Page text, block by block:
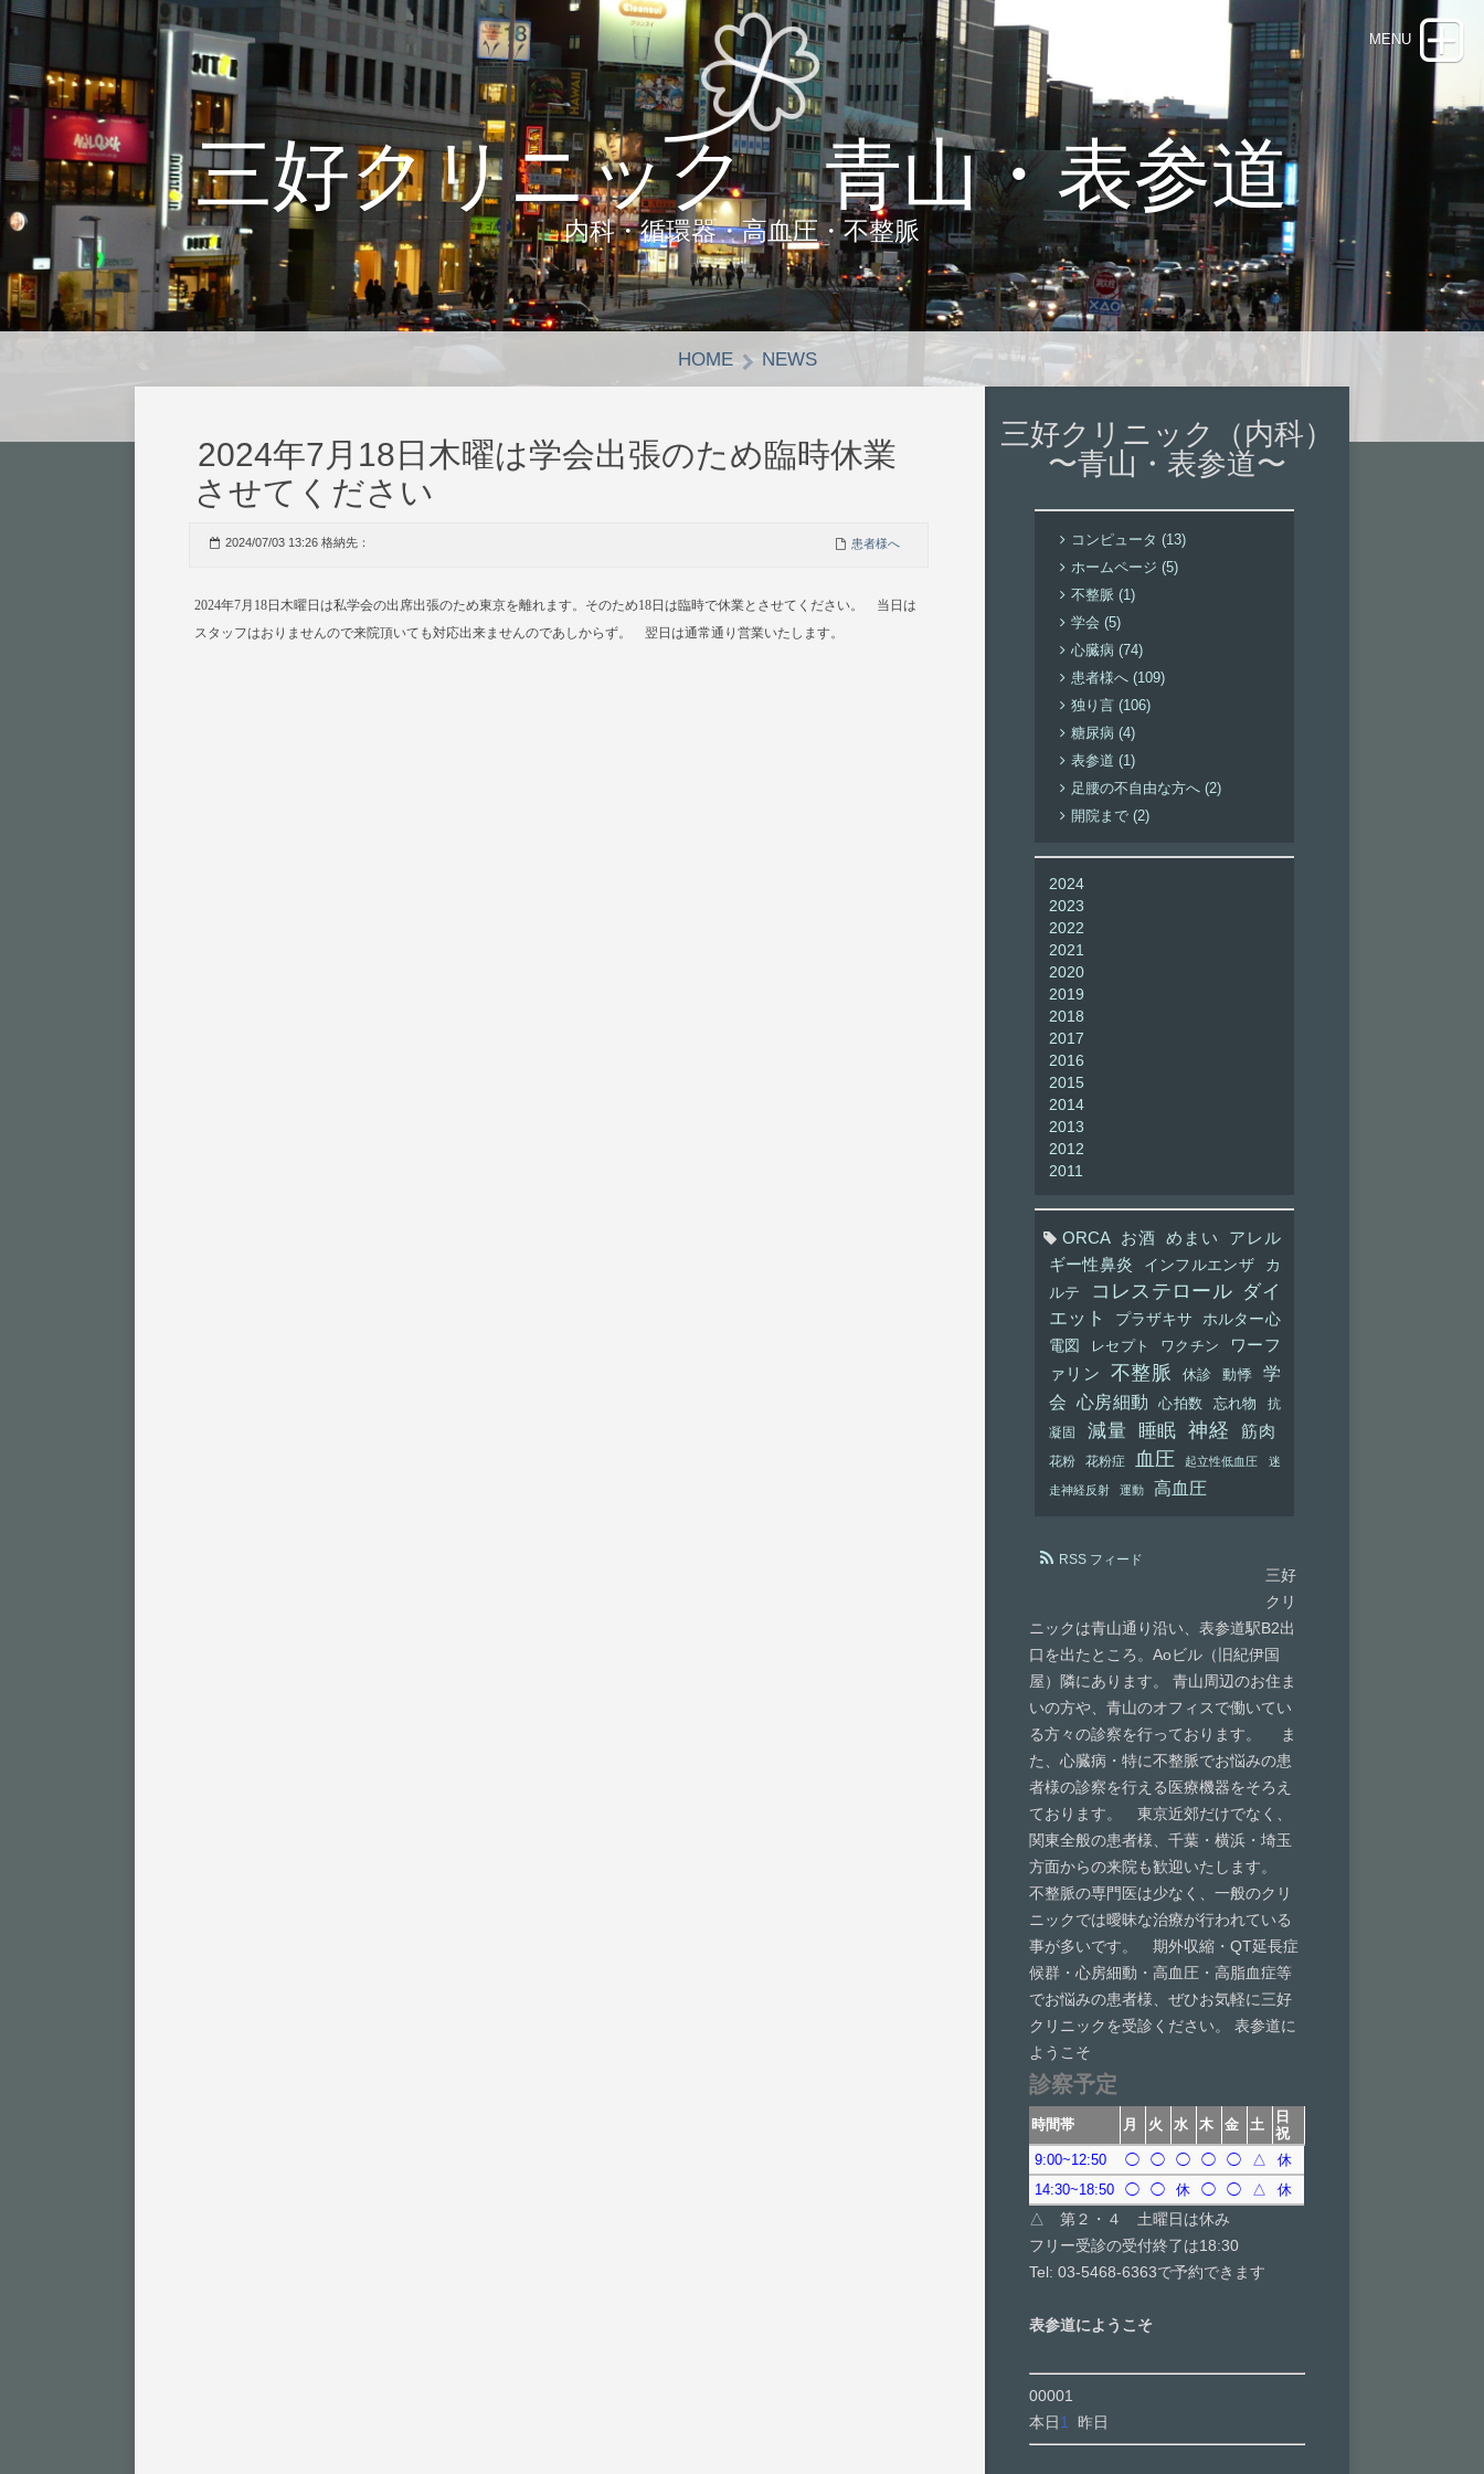
三好クリニック 青山・表参道
内科・循環器・高血圧・不整脈
HOME NEWS
2024年7月18日木曜は学会出張のため臨時休業
させてください
2024/07/03 13:26 格納先： 患者様へ
2024年7月18日木曜日は私学会の出席出張のため東京を離れます。そのため18日は臨時で休業とさせてください。 当日は
スタッフはおりませんので来院頂いても対応出来ませんのであしからず。 翌日は通常通り営業いたします。
三好クリニック（内科）
〜青山・表参道〜
コンピュータ (13)
ホームページ (5)
不整脈 (1)
学会 (5)
心臓病 (74)
患者様へ (109)
独り言 (106)
糖尿病 (4)
表参道 (1)
足腰の不自由な方へ (2)
開院まで (2)
2024
2023
2022
2021
2020
2019
2018
2017
2016
2015
2014
2013
2012
2011
ORCA お酒 めまい
アレル
ギー性鼻炎
インフルエンザ
カ
ルテ
コレステロール ダイ
エット
プラザキサ
ホルター心
電図
レセプト ワクチン
ワーフ
ァリン
不整脈 休診 動悸
学
会 心房細動 心拍数 忘れ物
抗
凝固
減量 睡眠 神経 筋肉
花粉 花粉症 血圧 起立性低血圧 迷
走神経反射 運動 高血圧
RSS フィード
三好
クリ
ニックは青山通り沿い、表参道駅B2出
口を出たところ。Aoビル（旧紀伊国
屋）隣にあります。 青山周辺のお住ま
いの方や、青山のオフィスで働いてい
る方々の診察を行っております。 ま
た、心臓病・特に不整脈でお悩みの患
者様の診察を行える医療機器をそろえ
ております。 東京近郊だけでなく、
関東全般の患者様、千葉・横浜・埼玉
方面からの来院も歓迎いたします。
不整脈の専門医は少なく、一般のクリ
ニックでは曖昧な治療が行われている
事が多いです。 期外収縮・QT延長症
候群・心房細動・高血圧・高脂血症等
でお悩みの患者様、ぜひお気軽に三好
クリニックを受診ください。 表参道に
ようこそ
診察予定
時間帯 月 火 水 木 金 土
日
祝
9:00~12:50
◯ ◯ ◯ ◯ ◯ △
休
14:30~18:50
◯ ◯ 休 ◯ ◯ △ 休
△ 第２・４ 土曜日は休み
フリー受診の受付終了は18:30
Tel: 03-5468-6363で予約できます
表参道にようこそ
00001
本日1 昨日